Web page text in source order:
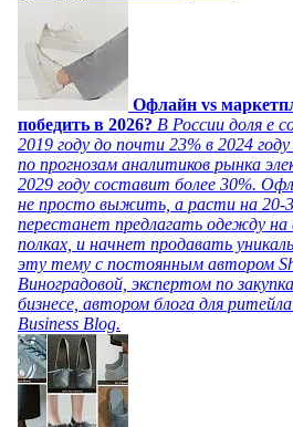
Офлайн vs
победить в 2026? В России доля e
2019 году до почти 23% в 2024
по прогнозам аналитиков рынка
2029 году составит более 30%.
не просто выжить, а расти на 20-
перестанет предлагать одежду на
полках, и начнет продавать
эту тему с постоянным автором
Виноградовой, экспертом по
бизнесе, автором блога для
Business Blog.